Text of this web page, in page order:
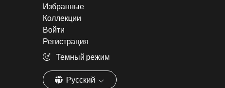
Избранные
Коллекции
Войти
Регистрация
Темный режим
Русский